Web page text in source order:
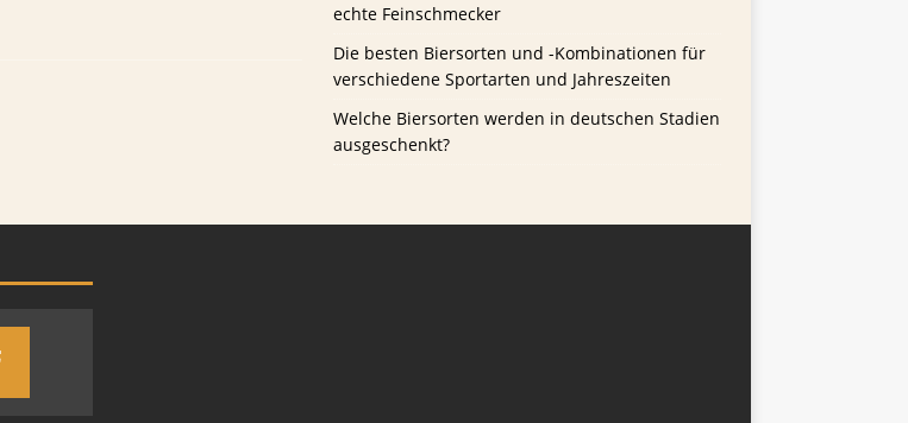
echte Feinschmecker
Die besten Biersorten und -Kombinationen für
verschiedene Sportarten und Jahreszeiten
Welche Biersorten werden in deutschen Stadien
ausgeschenkt?